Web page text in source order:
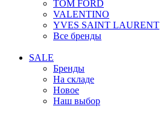
TOM FORD
VALENTINO
YVES SAINT LAURENT
Все бренды
SALE
Бренды
На складе
Новое
Наш выбор